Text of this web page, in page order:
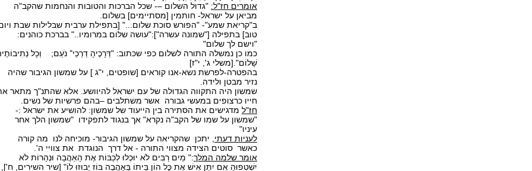
אומרים חז"ל: "גדול השלום –- שכל הברכות והטובות והנחמות שהקב"ה
מביאן על ישראל- חותמין [מסתיימים] בשלום.
ב"קריאת שמע"- "הפורש סוכת שלום..." [בתפילת ערבית שבלילות שבת
טוב] בתפילה ["שמונה עשרה"]:"עושה שלום במרומיו.." בברכת כוהנים:
"וישם לך שלום"
כמו כן נמשלה התורה לשלום כפי שכתוב: "דְּרָכֶיהָ דַרְכֵי־ נֹעַם; וְכָל
שָׁלוֹם".[משלי ג', י"ז]
בהפטרה-לפרשת נשא-אנו קוראים [שופטים, י"ג ] על שמשון הגיבור שהיה
נזיר מבטן ולידה.
שמשון היה התקווה הגדולה של עם ישראל להיוושע. אלא שהתנ"ך מתאר
חייו כרצופים במעשי גבורה אשר משתלבים –בהם פרשיות של נשים.
חז"ל מדגישים את הסתירה בין הייעוד של שמשון: להושיע את ישראל :-
"שמשון על שמו של הקב"ה נקרא" אך בנגוד לתפקידו "שמשון הלך אחר
עיניו"
לעניות דעתי , יתכן שהקריאה על שמשון הגיבור- מוכיחה לנו מה קורה
כאשר סוטים הצידה מצווי התורה - אל דרך הנוגדת את צוויי ה'.
אומר שלמה המלך:" מַיִם רַבִּים לֹא יוּכְלוּ לְכַבּוֹת אֶת הָאַהֲבָה וּנְהָרוֹת לֹא
יִשְׁטְפוּהָ אִם יִתֵּן אִישׁ אֶת כׇּל הוֹן בֵּיתוֹ בָּאַהֲבָה בּוֹז יָבוּזוּ לוֹ" [שיר השירים, ח'],